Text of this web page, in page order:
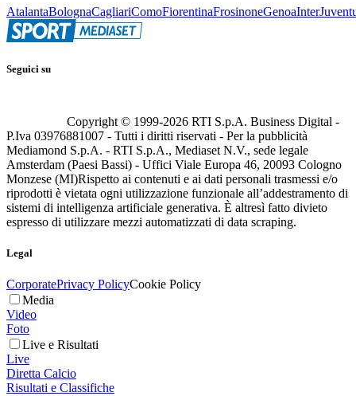
AtalantaBolognaCagliariComoFiorentinaFrosinoneGenoaInter
Seguici su
Copyright © 1999-2026 RTI S.p.A. Business Digital -
P.Iva 03976881007 - Tutti i diritti riservati - Per la pubblicità
Mediamond S.p.A. - RTI S.p.A., Mediaset N.V., sede legale
Amsterdam (Paesi Bassi) - Uffici Viale Europa 46, 20093 Cologno
Monzese (MI)Rispetto ai contenuti e ai dati personali trasmessi e/o
riprodotti è vietata ogni utilizzazione funzionale all’addestramento di
sistemi di intelligenza artificiale generativa. È altresì fatto divieto
espresso di utilizzare mezzi automatizzati di data scraping.
Legal
CorporatePrivacy PolicyCookie Policy
Media
Video
Foto
Live e Risultati
Live
Diretta Calcio
Risultati e Classifiche